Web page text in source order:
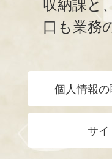
収納課と、
口も業務
個人情報
サ